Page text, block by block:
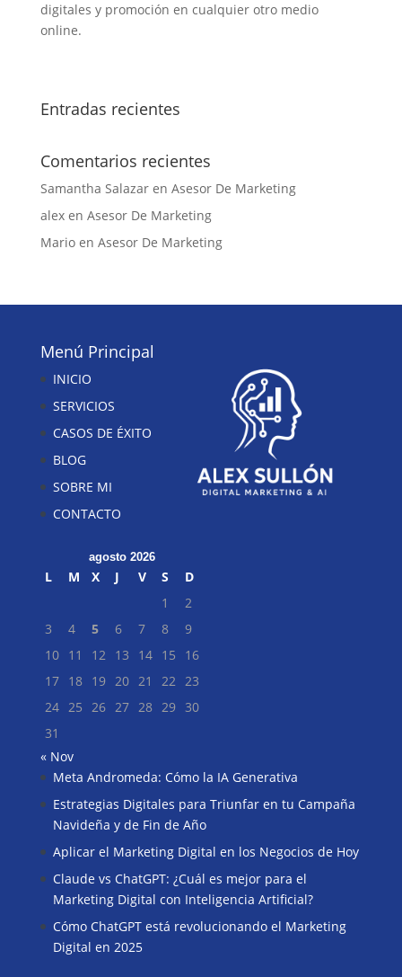
digitales y promoción en cualquier otro medio
online.
Entradas recientes
Comentarios recientes
Samantha Salazaren Asesor De Marketing
alexen Asesor De Marketing
Marioen Asesor De Marketing
Menú Principal
INICIO
SERVICIOS
CASOS DE ÉXITO
BLOG
SOBRE MI
CONTACTO
agosto 2026
L M X J V S
D
1
2
3
4 5 6 7 8
9
10 11 12 13 14 15
16
17 18 19 20 21 22 23
24 25 26 27 28 29 30
31
« Nov
Meta Andromeda: Cómo la IA Generativa
Estrategias Digitales para Triunfar en tu Campaña
Navideña y de Fin de Año
Aplicar el Marketing Digital en los Negocios de Hoy
Claude vs ChatGPT: ¿Cuál es mejor para el
Marketing Digital con Inteligencia Artificial?
Cómo ChatGPT está revolucionando el Marketing
Digital en 2025